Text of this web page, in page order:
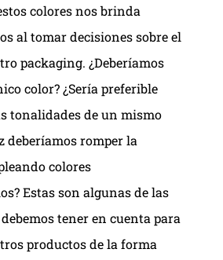
colores nos brinda
al tomar decisiones sobre el
packaging. ¿Deberíamos
color? ¿Sería preferible
tonalidades de un mismo
deberíamos romper la
colores
Estas son algunas de las
tener en cuenta para
productos de la forma